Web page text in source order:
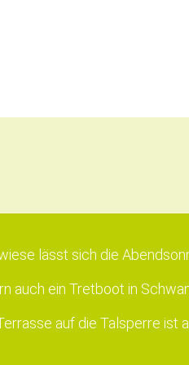
lässt sich die
auch ein Tretboot in
auf die Talsperre ist